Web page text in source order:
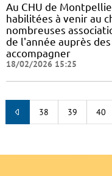
Au CHU de
habilitées à venir au
nombreuses
de l'année auprès
accompagner
18/02/2026 15:25
38 39 40